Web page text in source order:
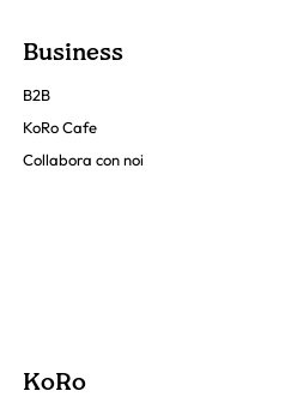
Business
B2B
KoRo Cafe
Collabora con noi
KoRo